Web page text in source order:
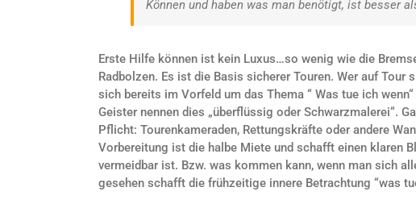
Können und haben was man benötigt, ist besser
Erste Hilfe können ist kein Luxus…so wenig wie die
Radbolzen. Es ist die Basis sicherer Touren. Wer auf
sich bereits im Vorfeld um das Thema “ Was tue ich
Geister nennen dies „überflüssig oder Schwarzmalerei“.
Pflicht: Tourenkameraden, Rettungskräfte oder andere
Vorbereitung ist die halbe Miete und schafft einen klaren
vermeidbar ist. Bzw. was kommen kann, wenn man sich
gesehen schafft die frühzeitige innere Betrachtung “was